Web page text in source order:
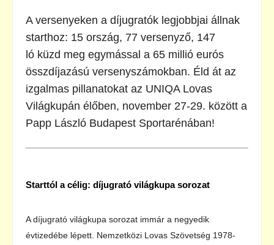
A versenyeken a díjugratók legjobbjai állnak
starthoz: 15 ország, 77 versenyző, 147
ló küzd meg egymással a 65 millió eurós
összdíjazású versenyszámokban. Éld át az
izgalmas pillanatokat az UNIQA Lovas
Világkupán élőben, november 27-29. között a
Papp László Budapest Sportarénában!
Starttól a célig: díjugrató világkupa sorozat
A díjugrató világkupa sorozat immár a negyedik
évtizedébe lépett. Nemzetközi Lovas Szövetség 1978-